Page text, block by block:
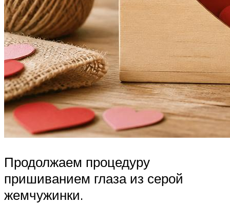
Продолжаем процедуру
пришиванием глаза из серой
жемчужинки.